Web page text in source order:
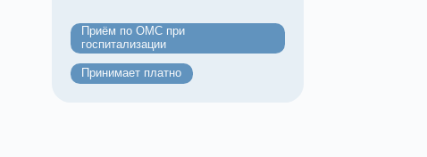
Приём по ОМС при
госпитализации
Принимает платно